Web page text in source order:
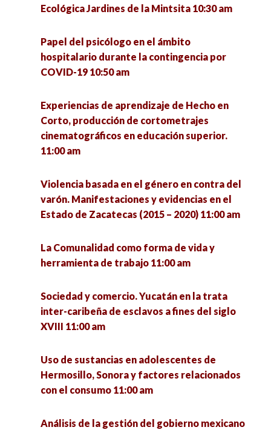
Presupuestos participativos en Jalisco y Ciudad
La política: estructura y proceso 4:00 pm
defensa de la vida de la Comunidad Ecológica
Jardines de la Mintsita 4:30 pm
Repercusiones en el Marco Normativo y la
COVID-19 5:00 pm
Feminismos socioambientales perspectivas y
El derecho a la Inclusión Educativa de las y los
Instituciones de Educación Superior. 5:00 pm
La perspectiva de género. Relevancia y
universidad 5:00 pm
¿Qué se investiga hoy en un doctorado en
Cuidado de la salud mental en tiempos de
Importancia del acompañamiento en la salud
mental en el contexto universitario. Experiencia
Liderazgo 360°, un Liderazgo sin Cargo 11:00 am
implementación y evaluación de la intervención
social 11:00 am
emergente de transferencia de conocimiento
ante la pandemia del COVID-19 en Jalisco 11:00
Violencia contra la mujer por cuestiones de
género, visibilizando lo invisible 11:30 am
pandemia Covid-19 11:45 am
Ecológica Jardines de la Mintsita 10:30 am
Papel del psicólogo en el ámbito
hospitalario durante la contingencia por
COVID-19 10:50 am
Experiencias de aprendizaje de Hecho en
Corto, producción de cortometrajes
cinematográficos en educación superior.
11:00 am
Violencia basada en el género en contra del
varón. Manifestaciones y evidencias en el
Estado de Zacatecas (2015 – 2020) 11:00 am
La Comunalidad como forma de vida y
herramienta de trabajo 11:00 am
Sociedad y comercio. Yucatán en la trata
inter-caribeña de esclavos a fines del siglo
XVIII 11:00 am
Uso de sustancias en adolescentes de
Hermosillo, Sonora y factores relacionados
con el consumo 11:00 am
Análisis de la gestión del gobierno mexicano